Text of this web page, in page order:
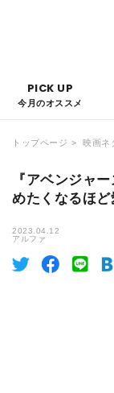
PICK UP
今月のオススメ
トップページ 映画ネ
『アベンジャ
めたくなるほど
2023.04.12
アルファ